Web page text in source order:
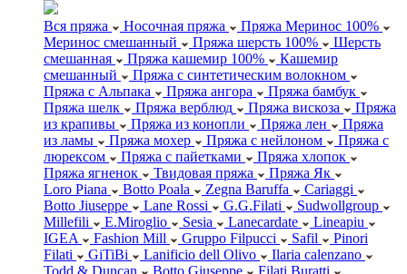
Вся пряжа Носочная пряжа
Пряжа Меринос 100%
Меринос смешанный
Пряжа шерсть 100%
Шерсть
смешанная
Пряжа кашемир 100%
Кашемир
смешанный
Пряжа с синтетическим волокном
Пряжа с Альпака
Пряжа ангора
Пряжа бамбук
Пряжа шелк
Пряжа верблюд Пряжа вискоза
Пряжа
из крапивы
Пряжа из конопли Пряжа лен
Пряжа
из ламы
Пряжа мохер Пряжа с нейлоном
Пряжа с
люрексом
Пряжа с пайетками
Пряжа хлопок
Пряжа ягненок
Твидовая пряжа
Пряжа Як
Loro Piana
Botto Poala Zegna Baruffa
Cariaggi
Botto Jiuseppe
Lane Rossi G.G.Filati
Sudwollgroup
Millefili
E.Miroglio Sesia Lanecardate
Lineapiu
IGEA
Fashion Mill Gruppo Filpucci Safil
Pinori
Filati
GiTiBi Lanificio dell Olivo
Ilaria calenzano
Todd & Duncan
Botto Giuseppe
Filati Buratti